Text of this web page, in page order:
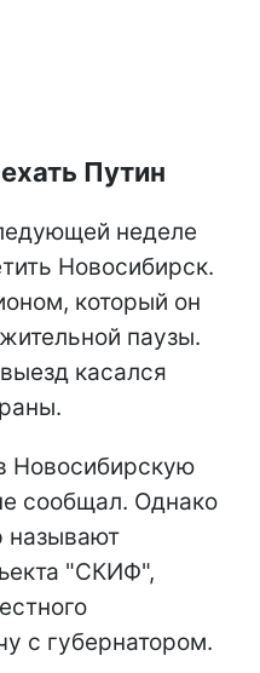
Путин
неделе
Новосибирск.
который он
паузы.
касался
Новосибирскую
сообщал. Однако
называют
"СКИФ",
с губернатором.